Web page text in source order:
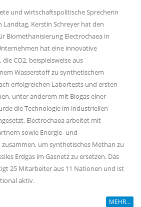
und wirtschaftspolitische Sprecherin
Landtag, Kerstin Schreyer hat den
Biomethanisierung Electrochaea in
hat eine innovative
CO2, beispielsweise aus
Wasserstoff zu synthetischem
erfolgreichen Labortests und ersten
unter anderem mit Biogas einer
die Technologie im industriellen
Electrochaea arbeitet mit
sowie Energie- und
um synthetisches Methan zu
Erdgas im Gasnetz zu ersetzen. Das
25 Mitarbeiter aus 11 Nationen und ist
aktiv.
MEHR...